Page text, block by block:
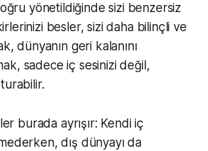
yönetildiğinde sizi benzersiz
besler, sizi daha bilinçli ve
dünyanın geri kalanını
sadece iç sesinizi değil,
burada ayrışır: Kendi iç
dış dünyayı da